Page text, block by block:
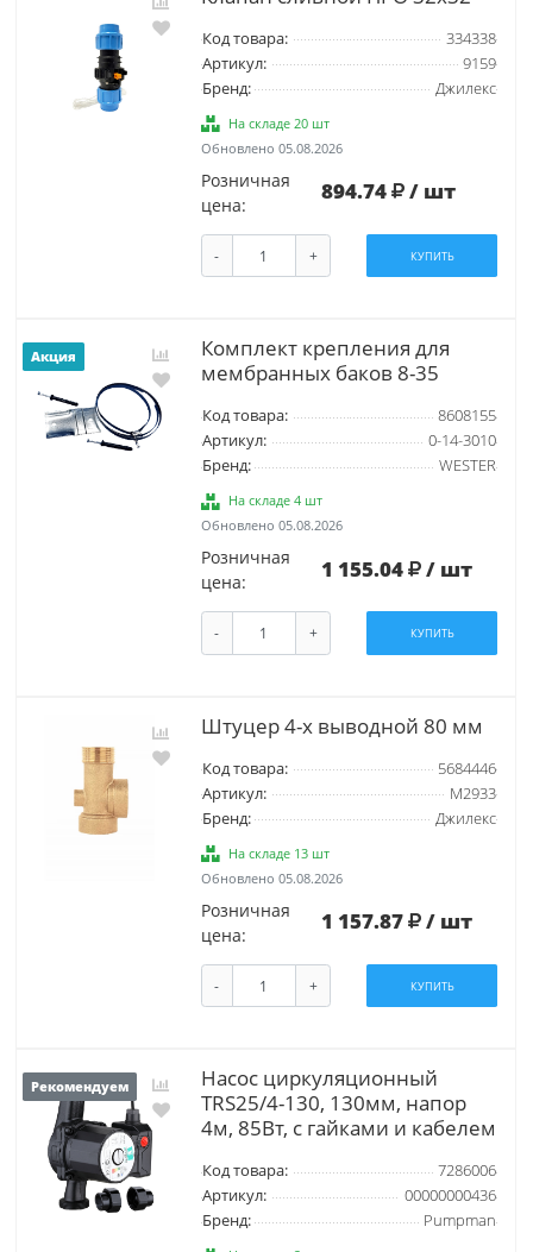
Код товара:
334338
Артикул:
9159
Бренд:
Джилекс
На складе 20 шт
Обновлено 05.08.2026
Розничная
цена:
894.74 / шт
- + КУПИТЬ
Акция
Комплект крепления для
мембранных баков 8-35
Код товара:
8608155
Артикул:
0-14-3010
Бренд:
WESTER
На складе 4 шт
Обновлено 05.08.2026
Розничная
цена:
1 155.04 / шт
- + КУПИТЬ
Штуцер 4-х выводной 80 мм
Код товара:
5684446
Артикул:
М2933
Бренд:
Джилекс
На складе 13 шт
Обновлено 05.08.2026
Розничная
цена:
1 157.87 / шт
- + КУПИТЬ
Рекомендуем
Насос циркуляционный
TRS25/4-130, 130мм, напор
4м, 85Вт, с гайками и кабелем
Код товара:
7286006
Артикул:
00000000436
Бренд:
Pumpman